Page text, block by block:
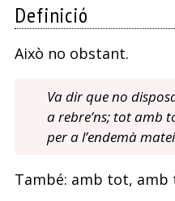
Definició
Això no obstant.
Va dir que no
a rebre’ns; tot amb
per a l’endemà
També: amb tot,